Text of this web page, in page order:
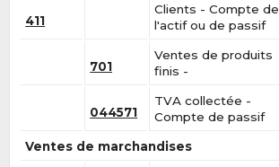
411
Clients - Compte de
l'actif ou de passif
701
Ventes de produits
finis -
044571
TVA collectée -
Compte de passif
Ventes de marchandises